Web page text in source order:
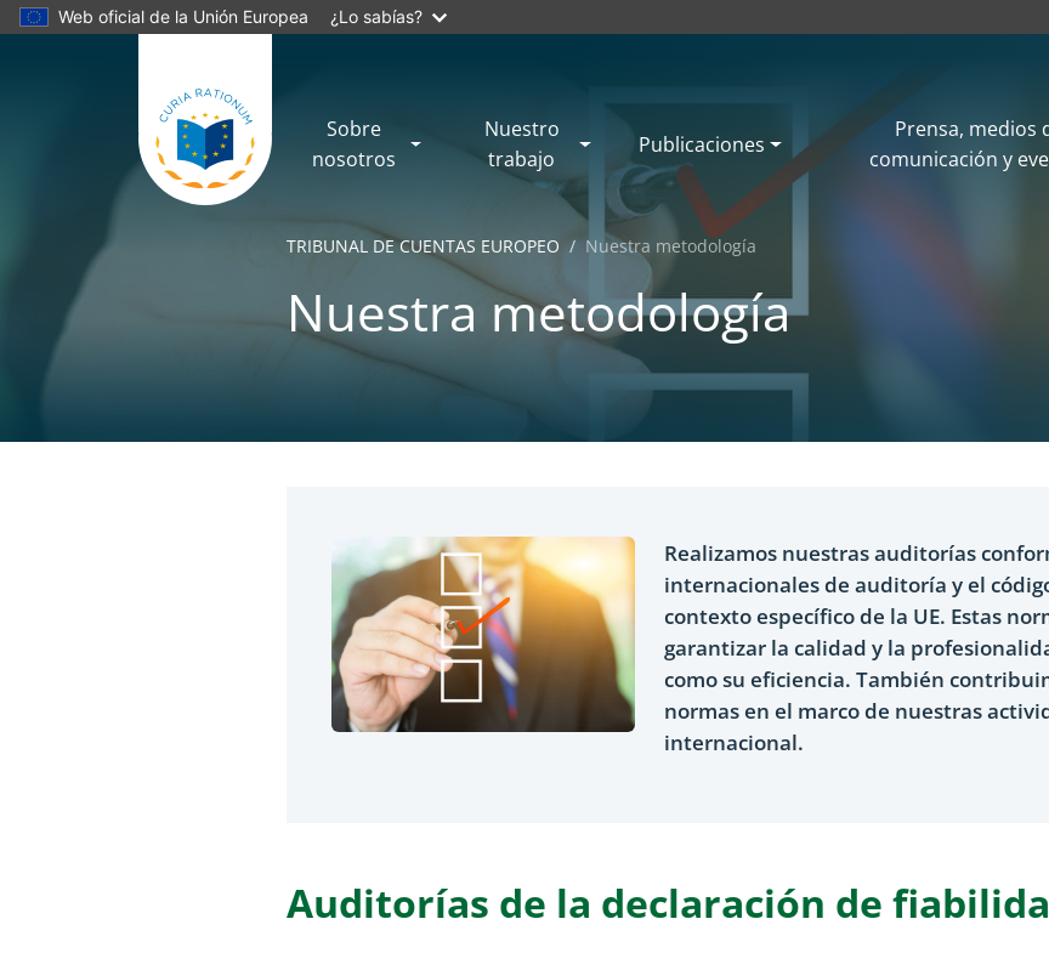
Web oficial de la Unión Europea ¿Lo sabías?
Sobre
nosotros
Nuestro
trabajo
Publicaciones
Prensa, medios
comunicación y
TRIBUNAL DE CUENTAS EUROPEO Nuestra metodología
Nuestra metodología
Realizamos nuestras auditorías
internacionales de auditoría y el
contexto específico de la UE. Estas
garantizar la calidad y la
como su eficiencia. También
normas en el marco de nuestras
internacional.
Auditorías de la declaración de